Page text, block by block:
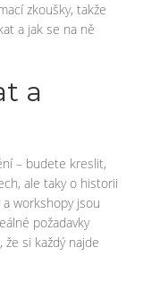
zkoušky, takže
a jak se na ně
a
– budete kreslit,
ale taky o historii
workshopy jsou
požadavky
si každý najde